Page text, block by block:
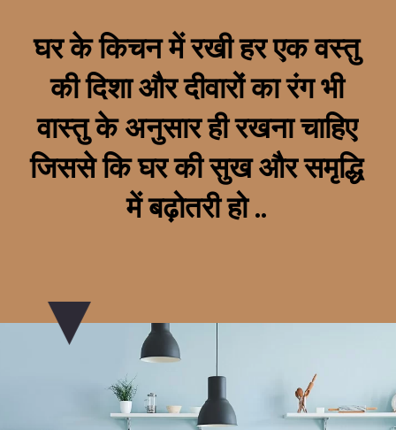
घर के किचन में रखी हर एक वस्तु
की दिशा और दीवारों का रंग भी
वास्तु के अनुसार ही रखना चाहिए
जिससे कि घर की सुख और समृद्धि
में बढ़ोतरी हो ..